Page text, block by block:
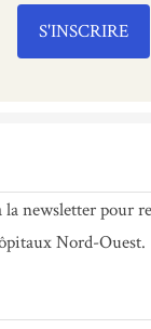
S'INSCRIRE
la newsletter pour
Nord-Ouest.